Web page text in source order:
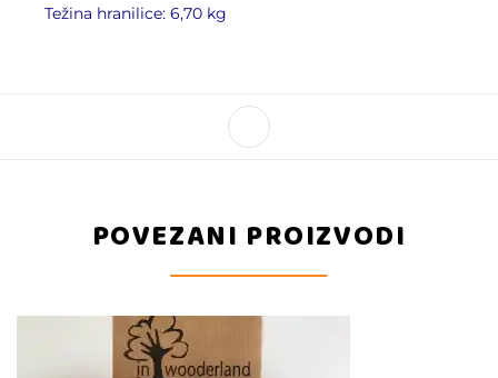
Težina hranilice: 6,70 kg
POVEZANI PROIZVODI